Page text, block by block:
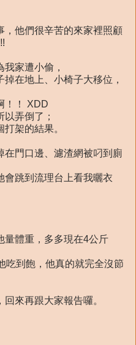
，他們很辛苦的來家裡照顧
家遭小偷，
在地上、小椅子大移位，
！！ XDD
弄倒了；
架的結果。
在門口邊、濾渣網被叼到廁
會跳到流理台上看我曬衣
量體重，多多現在4公斤
吃到飽，他真的就完全沒節
來再跟大家報告囉。